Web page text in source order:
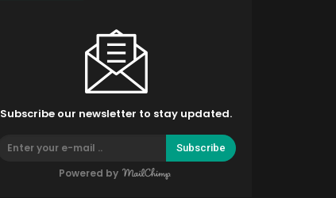
Subscribe our newsletter to stay updated.
Subscribe
Powered by